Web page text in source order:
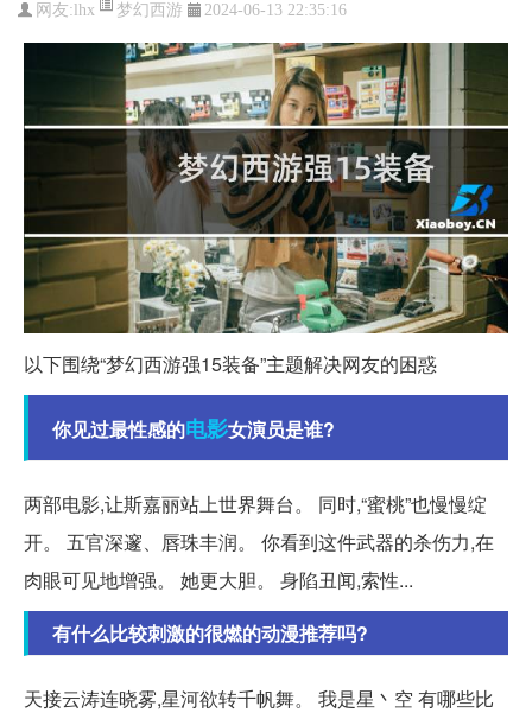
网友: lhx 梦幻西游 2024-06-13 22:35:16
以下围绕“梦幻西游强15装备”主题解决网友的困惑
你见过最性感的电影女演员是谁?
两部电影,让斯嘉丽站上世界舞台。 同时,“蜜桃”也慢慢绽
开。 五官深邃、唇珠丰润。 你看到这件武器的杀伤力,在
肉眼可见地增强。 她更大胆。 身陷丑闻,索性...
有什么比较刺激的很燃的动漫推荐吗?
天接云涛连晓雾,星河欲转千帆舞。 我是星丶空 有哪些比